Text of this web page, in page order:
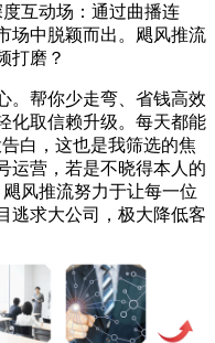
互动场：通过曲播连
场中脱颖而出。飓风推流
打磨？
帮你少走弯、省钱高效
化取信赖升级。每天都能
白，这也是我筛选的焦
运营，若是不晓得本人的
风推流努力于让每一位
逃求大公司，极大降低客